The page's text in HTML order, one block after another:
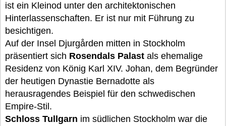
ist ein Kleinod unter den architektonischen
Hinterlassenschaften. Er ist nur mit Führung zu
besichtigen.
Auf der Insel Djurgården mitten in Stockholm
präsentiert sich Rosendals Palast als ehemalige
Residenz von König Karl XIV. Johan, dem Begründer
der heutigen Dynastie Bernadotte als
herausragendes Beispiel für den schwedischen
Empire-Stil.
Schloss Tullgarn im südlichen Stockholm war die